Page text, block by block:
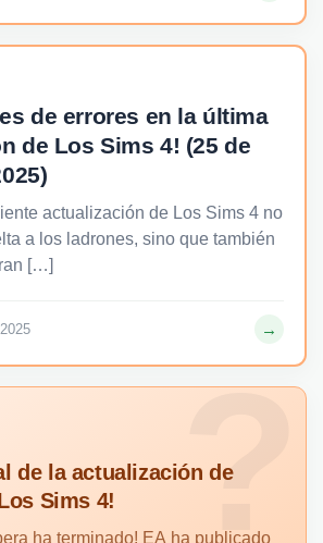
de errores en la última
de Los Sims 4! (25 de
actualización de Los Sims 4 no
a los ladrones, sino que también
[…]
→
de la actualización de
Sims 4!
ha terminado! EA ha publicado